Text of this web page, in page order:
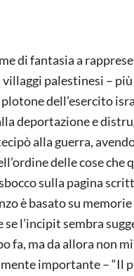
di fantasia a
palestinesi –
dell’esercito
deportazione e
alla guerra,
delle cose che
sulla pagina
è basato su
l’incipit sembra
ma da allora non mi
importante – “Il